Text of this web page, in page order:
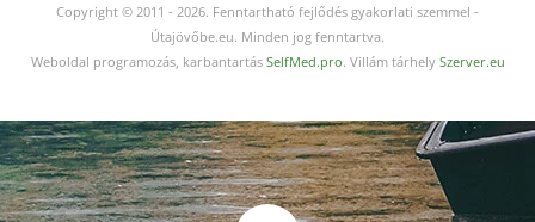
Copyright © 2011 - 2026. Fenntartható fejlődés gyakorlati szemmel -
Útajövőbe.eu. Minden jog fenntartva.
Weboldal programozás, karbantartás SelfMed.pro. Villám tárhely Szerver.eu